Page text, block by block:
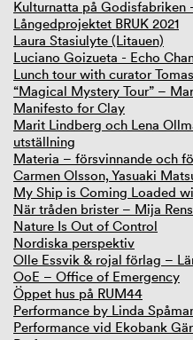
Kulturnatta på Godisfabriken
Långedprojektet BRUK 2021
Laura Stasiulyte (Litauen)
Luciano Goizueta - Echo
Lunch tour with curator
“Magical Mystery Tour” –
Manifesto for Clay
Marit Lindberg och Lena
utställning
Materia – försvinnande och
Carmen Olsson, Yasuaki
My Ship is Coming Loaded
När tråden brister – Mija
Nature Is Out of Control
Nordiska perspektiv
Olle Essvik & rojal förlag –
OoE – Office of Emergency
Öppet hus på RUM44
Performance by Linda
Performance vid Ekobank